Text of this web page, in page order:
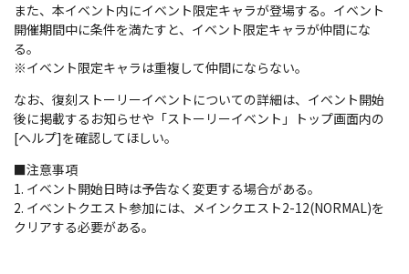
また、本イベント内にイベント限定キャラが登場する。イベント
開催期間中に条件を満たすと、イベント限定キャラが仲間にな
る。
※イベント限定キャラは重複して仲間にならない。
なお、復刻ストーリーイベントについての詳細は、イベント開始
後に掲載するお知らせや「ストーリーイベント」トップ画面内の
[ヘルプ]を確認してほしい。
■注意事項
1. イベント開始日時は予告なく変更する場合がある。
2. イベントクエスト参加には、メインクエスト2-12(NORMAL)を
クリアする必要がある。